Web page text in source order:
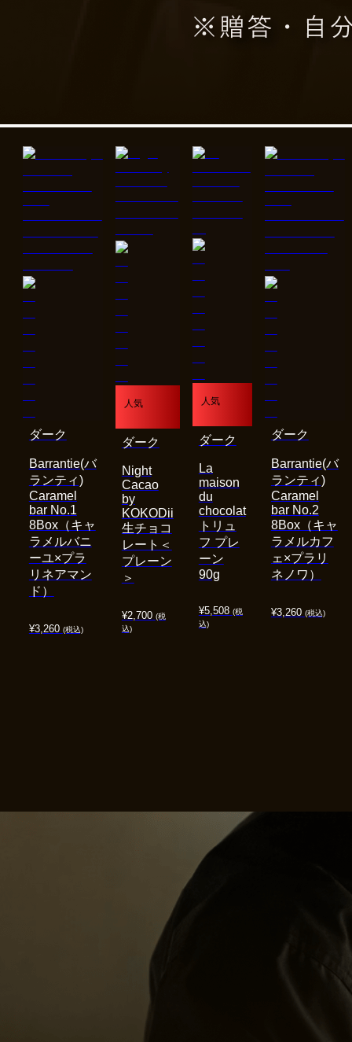
¥3,260 (税込)
Barrantie(バ
ランティ)
Caramel
bar No.1
8Box（キャ
ラメルバニ
ーユ×プラ
リネアマン
ド）
ダーク
人気
¥2,700 (税
込)
Night
Cacao
by
KOKODii
生チョコ
レート＜
プレーン
＞
ダーク
人気
¥5,508 (税
込)
La
maison
du
chocolat
トリュ
フ プレ
ーン
90g
ダーク
¥3,260 (税込)
Barrantie(バ
ランティ)
Caramel
bar No.2
8Box（キャ
ラメルカフ
ェ×プラリ
ネノワ）
ダーク